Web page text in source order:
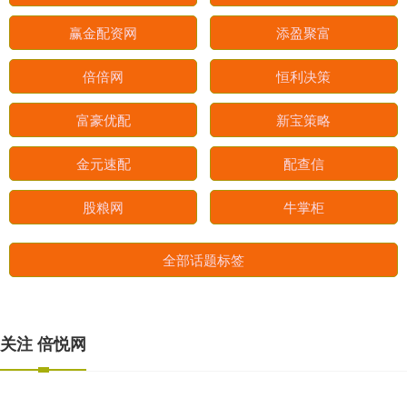
赢金配资网 添盈聚富
倍倍网 恒利决策
富豪优配 新宝策略
金元速配 配查信
股粮网 牛掌柜
全部话题标签
关注 倍悦网